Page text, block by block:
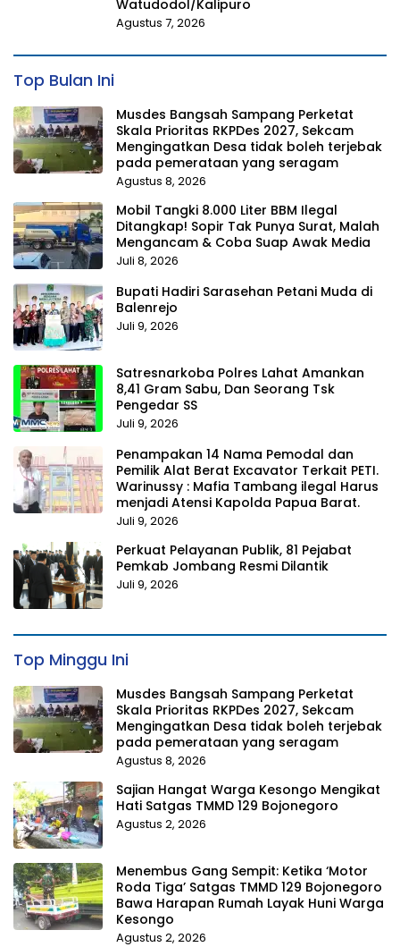
Watudodol/Kalipuro
Agustus 7, 2026
Top Bulan Ini
Musdes Bangsah Sampang Perketat
Skala Prioritas RKPDes 2027, Sekcam
Mengingatkan Desa tidak boleh terjebak
pada pemerataan yang seragam
Agustus 8, 2026
Mobil Tangki 8.000 Liter BBM Ilegal
Ditangkap! Sopir Tak Punya Surat, Malah
Mengancam & Coba Suap Awak Media
Juli 8, 2026
Bupati Hadiri Sarasehan Petani Muda di
Balenrejo
Juli 9, 2026
Satresnarkoba Polres Lahat Amankan
8,41 Gram Sabu, Dan Seorang Tsk
Pengedar SS
Juli 9, 2026
Penampakan 14 Nama Pemodal dan
Pemilik Alat Berat Excavator Terkait PETI.
Warinussy : Mafia Tambang ilegal Harus
menjadi Atensi Kapolda Papua Barat.
Juli 9, 2026
Perkuat Pelayanan Publik, 81 Pejabat
Pemkab Jombang Resmi Dilantik
Juli 9, 2026
Top Minggu Ini
Musdes Bangsah Sampang Perketat
Skala Prioritas RKPDes 2027, Sekcam
Mengingatkan Desa tidak boleh terjebak
pada pemerataan yang seragam
Agustus 8, 2026
Sajian Hangat Warga Kesongo Mengikat
Hati Satgas TMMD 129 Bojonegoro
Agustus 2, 2026
Menembus Gang Sempit: Ketika ‘Motor
Roda Tiga’ Satgas TMMD 129 Bojonegoro
Bawa Harapan Rumah Layak Huni Warga
Kesongo
Agustus 2, 2026